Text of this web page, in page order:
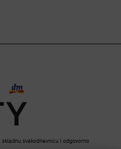
svakodnevnicu i odgovorno